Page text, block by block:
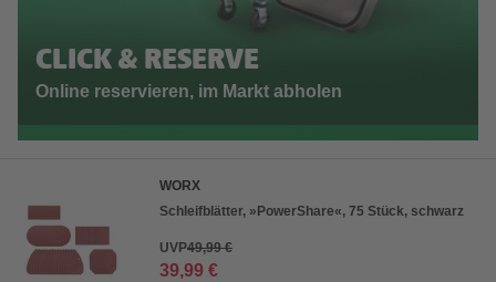
CLICK & RESERVE
Online reservieren, im Markt abholen
WORX
Schleifblätter, »PowerShare«, 75 Stück, schwarz
UVP49,99 €
39,99 €